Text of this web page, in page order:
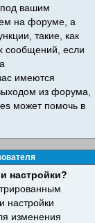
под вашим
на форуме, а
такие, как
сообщений, если
имеются
из форума,
может помочь в
настройки?
настройки
изменения